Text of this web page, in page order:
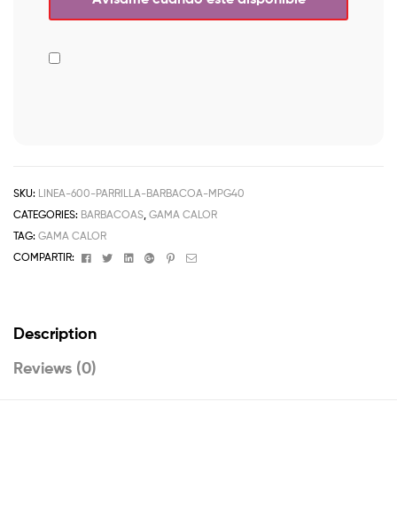
SKU: LINEA-600-PARRILLA-BARBACOA-MPG40
CATEGORIES: BARBACOAS GAMA CALOR
TAG: GAMA CALOR
COMPARTIR:
FacebookTwitterLinkedinGoogle+Pinterest
Email
Description
Reviews (0)